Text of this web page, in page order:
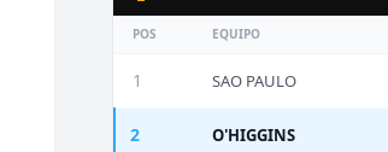
POS EQUIPO
1 SAO PAULO
2 O'HIGGINS